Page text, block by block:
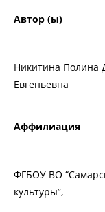
Автор (ы)
Никитина Полина
Евгеньевна
Аффилиация
ФГБОУ ВО
культуры”,